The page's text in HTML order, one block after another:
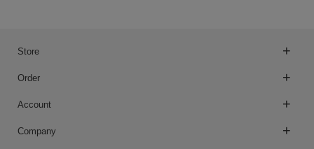
Store
Order
Account
Company